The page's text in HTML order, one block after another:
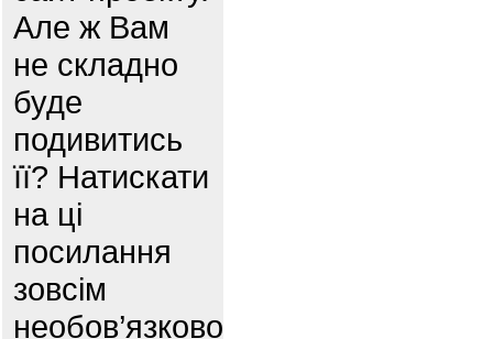
Але ж Вам
не складно
буде
подивитись
її? Натискати
на ці
посилання
зовсім
необов’язково